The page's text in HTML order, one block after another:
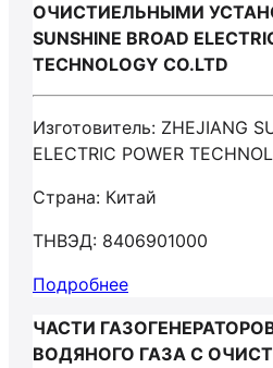
ОЧИСТИЕЛЬНЫМИ
SUNSHINE BROAD
TECHNOLOGY CO.LTD
Изготовитель: ZHEJIANG
ELECTRIC POWER
Страна: Китай
ТНВЭД: 8406901000
Подробнее
ЧАСТИ
ВОДЯНОГО ГАЗА С